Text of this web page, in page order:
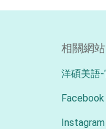
相關網站
洋碩美語-
Facebook
Instagram